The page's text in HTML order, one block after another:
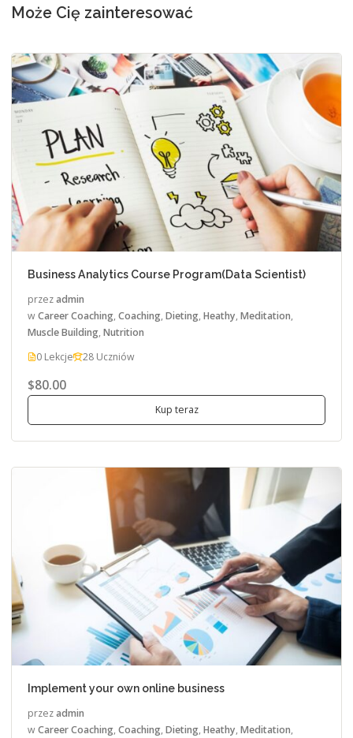
Może Cię zainteresować
Business Analytics Course Program(Data Scientist)
przezadmin
wCareer Coaching, Coaching, Dieting, Heathy, Meditation,
Muscle Building Nutrition
0 Lekcje
28 Uczniów
$80.00
Kup teraz
Implement your own online business
przezadmin
wCareer Coaching, Coaching, Dieting, Heathy, Meditation,